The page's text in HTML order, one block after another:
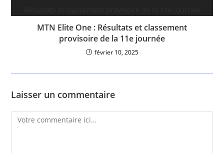
MTN Elite One : Résultats et classement
provisoire de la 11e journée
février 10, 2025
Laisser un commentaire